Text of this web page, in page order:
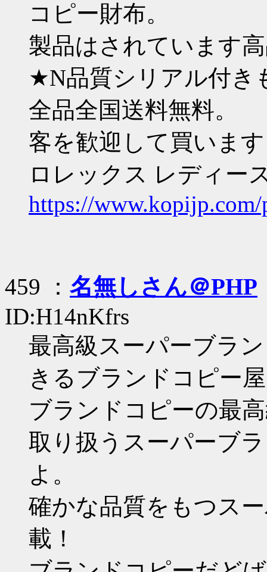
コピー財布。
製品はされています
★N品質シリアル付
全品全国送料無料。
客を歓迎して買いま
ロレックス レディー
https://
459 ： 名無しさん＠PHP
ID:H14nKfrs
最高級スーパーブラ
きるブランドコピー
ブランドコピーの最
取り扱うスーパーブ
よ。
確かな品質をもつス
載！